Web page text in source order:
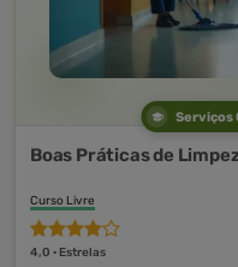
Serviços
Boas Práticas de
Curso Livre
4,0 · Estrelas